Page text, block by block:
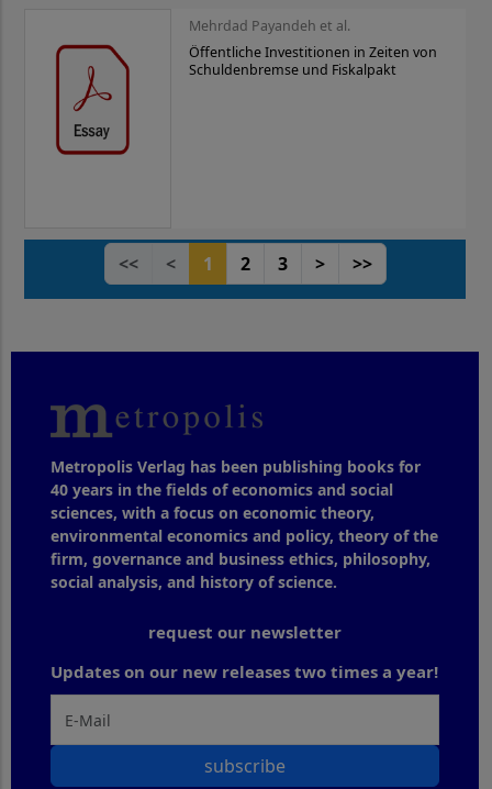
Mehrdad Payandeh et al.
Öffentliche Investitionen in Zeiten von
Schuldenbremse und Fiskalpakt
<< < 1 2 3 > >>
Metropolis Verlag has been publishing books for
40 years in the fields of economics and social
sciences, with a focus on economic theory,
environmental economics and policy, theory of the
firm, governance and business ethics, philosophy,
social analysis, and history of science.
request our newsletter
Updates on our new releases two times a year!
subscribe